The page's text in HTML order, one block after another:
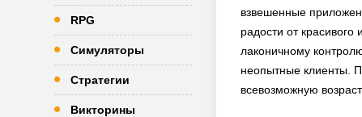
RPG
Симуляторы
Стратегии
Викторины
взвешенные
радости от
лаконичному
неопытные клиенты.
всевозможную